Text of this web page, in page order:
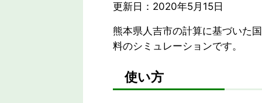
更新日： 2020年5月15日
熊本県人吉市の計算に基づいた
料のシミュレーションです。
使い方